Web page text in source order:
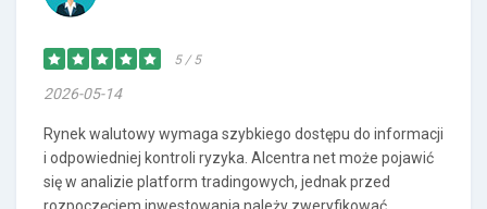
5 / 5
2026-05-14
Rynek walutowy wymaga szybkiego dostępu do informacji
i odpowiedniej kontroli ryzyka. Alcentra net może pojawić
się w analizie platform tradingowych, jednak przed